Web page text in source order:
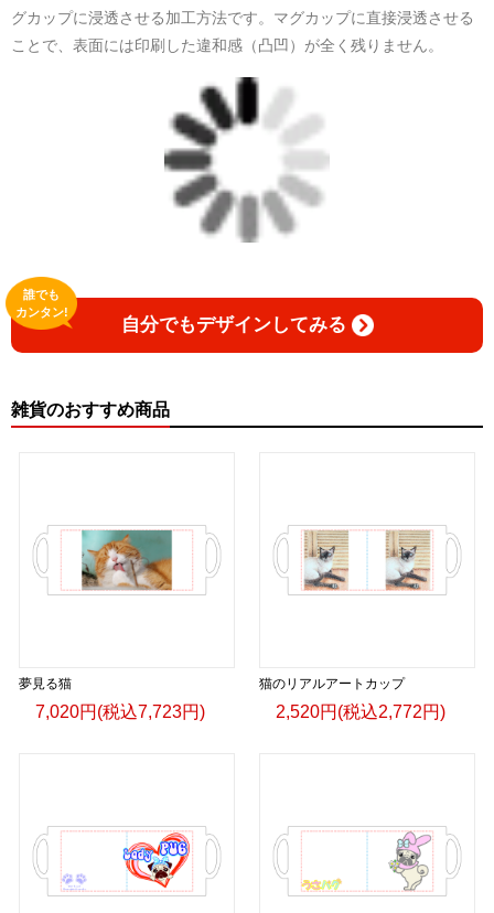
小説 [弛まぬ言霊] 挿画&グッズカタログ
<デザイン画集:Comics Style Version.>
＜著者:挿画作成＞ 凛々風 猛 -リリカゼタケル
日本語版: https://amzn.asia/d/fxD6D5U
小説 [弛まぬ言霊] <挿画:スケッチ&塗り絵ver.>
-挿画デザイン画集&グッズカタログ-
＜著者/小説:作詞:挿画作成＞
凛々風 猛-リリカゼタケル
<デザイン画集&グッズカタログ>
＿＿＿＿＿＿＿＿＿＿＿＿＿＿＿＿＿＿＿＿＿＿
挿画&グッズカタログ <デザイン画集:BEST版>
＜著者:挿画作成＞ 凛々風 猛 -リリカゼタケル
挿画&グッズカタログ <デザイン画集:BEST版>
＜著者:絵本/挿画作成＞ 凛々風 猛 -リリカゼタケル
日本語版: https://amzn.asia/d/hMo8oB0
挿画&グッズカタログ <デザイン画集:BEST版>
＜著者/絵本:挿画作成＞ 凛々風 猛 -リリカゼタケル
＿＿＿＿＿＿＿＿＿＿＿＿＿＿＿＿＿＿＿＿＿＿
▶︎SUZURI https://suzuri.jp/ririkazetakeru
▶︎UP-T up-t.jp/creator/66b9c067ae64e
グカップに浸透させる加工方法です。マグカップに直接浸透させる
ことで、表面には印刷した違和感（凸凹）が全く残りません。
自分でもデザインしてみる
誰でも
カンタン!
雑貨のおすすめ商品
夢見る猫
7,020円(税込7,723円)
猫のリアルアートカップ
2,520円(税込2,772円)